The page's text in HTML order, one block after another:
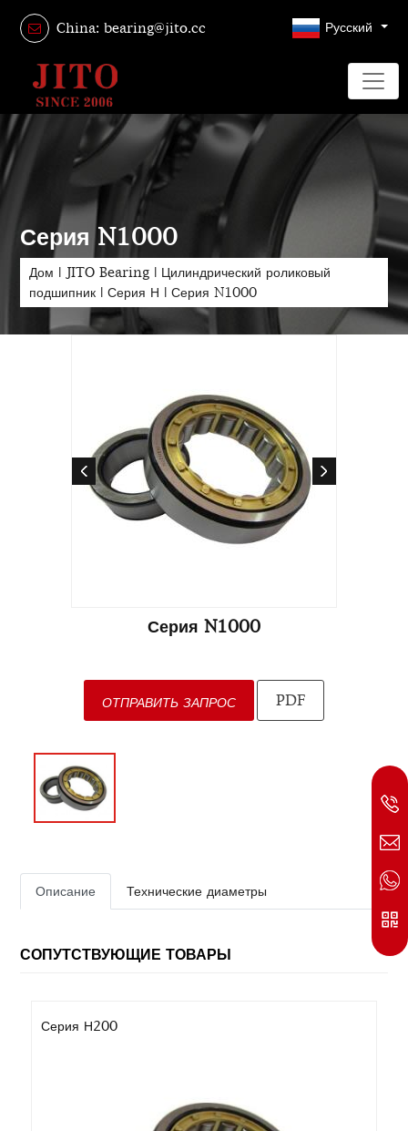
China: bearing@jito.cc Русский
Серия N1000
Дом | JITO Bearing | Цилиндрический роликовый
подшипник | Серия Н | Серия N1000
Серия N1000
ОТПРАВИТЬ ЗАПРОС PDF
Описание Технические диаметры
СОПУТСТВУЮЩИЕ ТОВАРЫ
Серия Н200